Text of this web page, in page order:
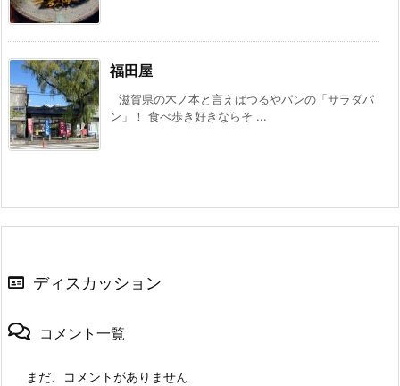
福田屋
滋賀県の木ノ本と言えばつるやパンの「サラダパ
ン」！ 食べ歩き好きならそ ...
ディスカッション
コメント一覧
まだ、コメントがありません